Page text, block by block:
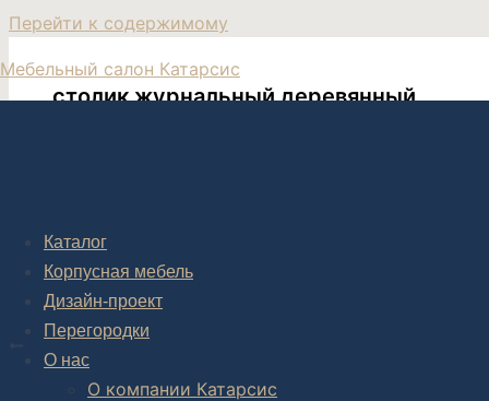
Перейти к содержимому
Мебельный салон Катарсис
Каталог
Корпусная мебель
Дизайн-проект
Перегородки
О нас
О компании Катарсис
столик журнальный деревянный
Post navigation
НАЗАД
Журнальный стол SpacesSerene